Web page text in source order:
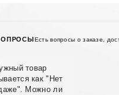
Есть вопросы о заказе,
товар
как "Нет
Можно ли